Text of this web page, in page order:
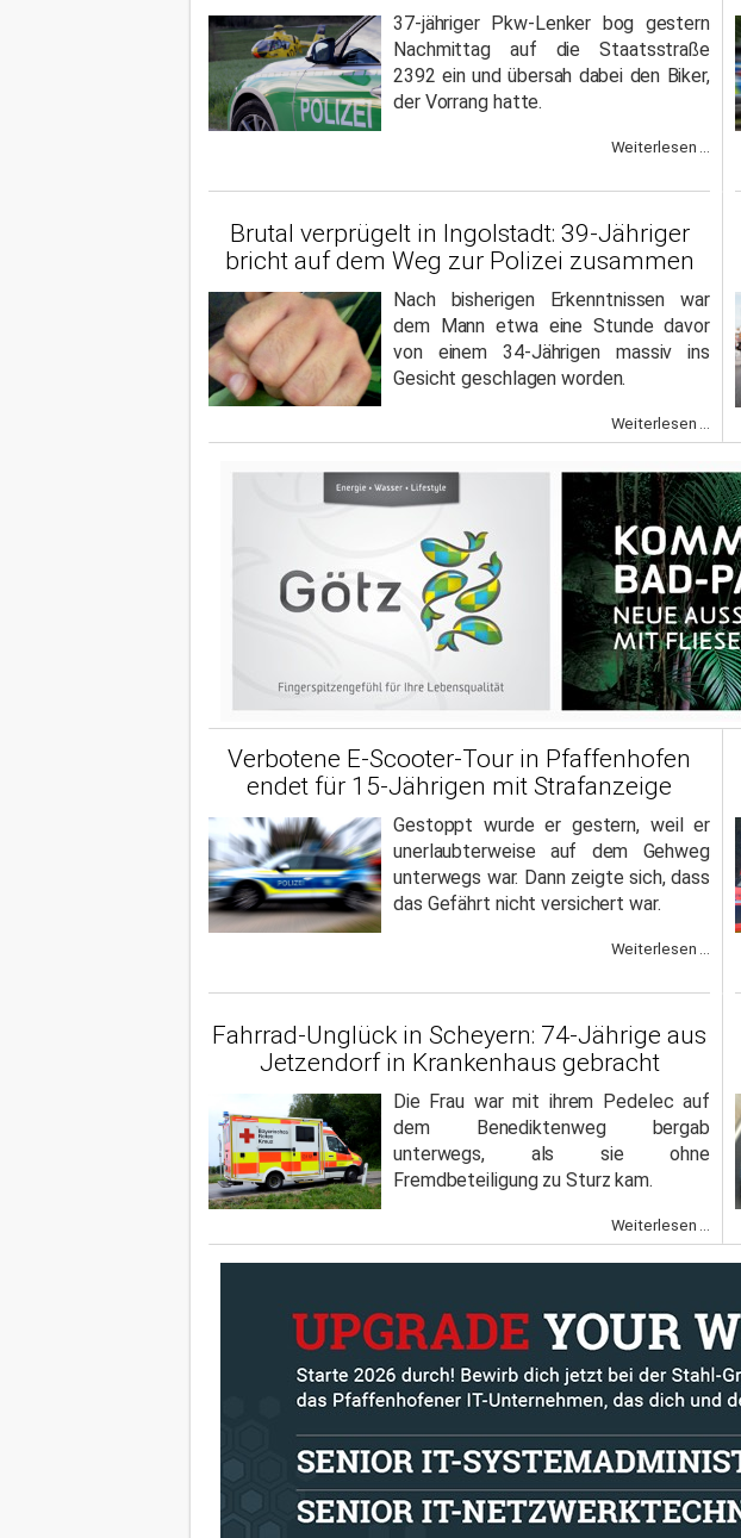
37-jähriger Pkw-Lenker bog gestern
Nachmittag auf die Staatsstraße
2392 ein und übersah dabei den Biker,
der Vorrang hatte.
Weiterlesen ...
Brutal verprügelt in Ingolstadt: 39-Jähriger
bricht auf dem Weg zur Polizei zusammen
Nach bisherigen Erkenntnissen war
dem Mann etwa eine Stunde davor
von einem 34-Jährigen massiv ins
Gesicht geschlagen worden.
Weiterlesen ...
Verbotene E-Scooter-Tour in Pfaffenhofen
endet für 15-Jährigen mit Strafanzeige
Gestoppt wurde er gestern, weil er
unerlaubterweise auf dem Gehweg
unterwegs war. Dann zeigte sich, dass
das Gefährt nicht versichert war.
Weiterlesen ...
Fahrrad-Unglück in Scheyern: 74-Jährige aus
Jetzendorf in Krankenhaus gebracht
Die Frau war mit ihrem Pedelec auf
dem Benediktenweg bergab
unterwegs, als sie ohne
Fremdbeteiligung zu Sturz kam.
Weiterlesen ...